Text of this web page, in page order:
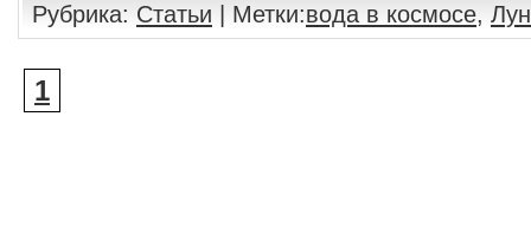
Рубрика: Статьи | Метки:вода в космосе,
1